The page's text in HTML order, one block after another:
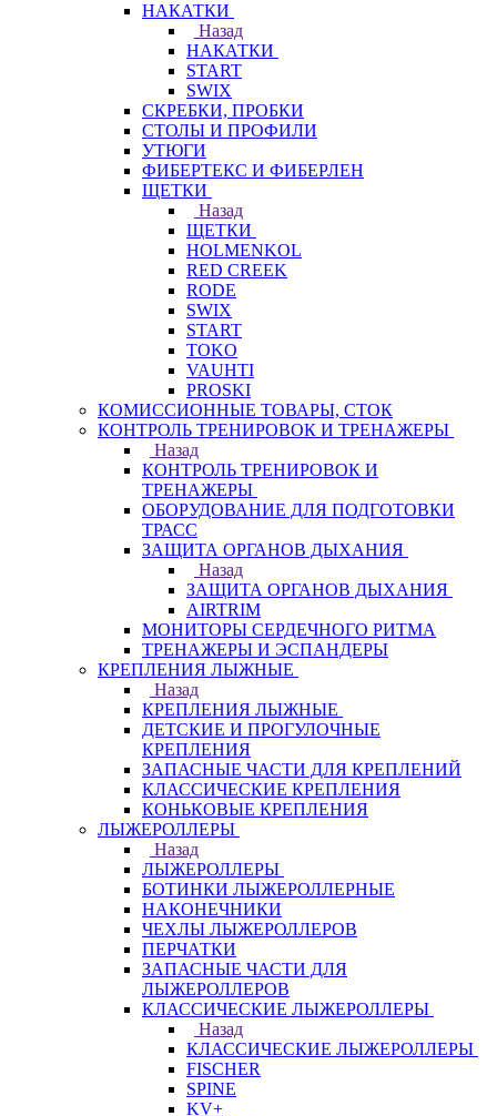
НАКАТКИ
Назад
НАКАТКИ
START
SWIX
СКРЕБКИ, ПРОБКИ
СТОЛЫ И ПРОФИЛИ
УТЮГИ
ФИБЕРТЕКС И ФИБЕРЛЕН
ЩЕТКИ
Назад
ЩЕТКИ
HOLMENKOL
RED CREEK
RODE
SWIX
START
TOKO
VAUHTI
PROSKI
КОМИССИОННЫЕ ТОВАРЫ, СТОК
КОНТРОЛЬ ТРЕНИРОВОК И ТРЕНАЖЕРЫ
Назад
КОНТРОЛЬ ТРЕНИРОВОК И
ТРЕНАЖЕРЫ
ОБОРУДОВАНИЕ ДЛЯ ПОДГОТОВКИ
ТРАСС
ЗАЩИТА ОРГАНОВ ДЫХАНИЯ
Назад
ЗАЩИТА ОРГАНОВ ДЫХАНИЯ
AIRTRIM
МОНИТОРЫ СЕРДЕЧНОГО РИТМА
ТРЕНАЖЕРЫ И ЭСПАНДЕРЫ
КРЕПЛЕНИЯ ЛЫЖНЫЕ
Назад
КРЕПЛЕНИЯ ЛЫЖНЫЕ
ДЕТСКИЕ И ПРОГУЛОЧНЫЕ
КРЕПЛЕНИЯ
ЗАПАСНЫЕ ЧАСТИ ДЛЯ КРЕПЛЕНИЙ
КЛАССИЧЕСКИЕ КРЕПЛЕНИЯ
КОНЬКОВЫЕ КРЕПЛЕНИЯ
ЛЫЖЕРОЛЛЕРЫ
Назад
ЛЫЖЕРОЛЛЕРЫ
БОТИНКИ ЛЫЖЕРОЛЛЕРНЫЕ
НАКОНЕЧНИКИ
ЧЕХЛЫ ЛЫЖЕРОЛЛЕРОВ
ПЕРЧАТКИ
ЗАПАСНЫЕ ЧАСТИ ДЛЯ
ЛЫЖЕРОЛЛЕРОВ
КЛАССИЧЕСКИЕ ЛЫЖЕРОЛЛЕРЫ
Назад
КЛАССИЧЕСКИЕ ЛЫЖЕРОЛЛЕРЫ
FISCHER
SPINE
KV+